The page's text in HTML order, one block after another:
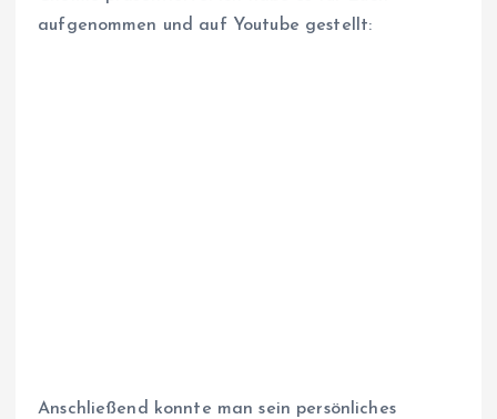
aufgenommen und auf Youtube gestellt:
Anschließend konnte man sein persönliches